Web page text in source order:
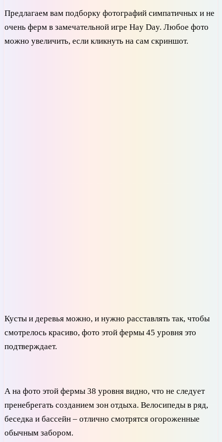
Предлагаем вам подборку фотографий симпатичных и не
очень ферм в замечательной игре Hay Day. Любое фото
можно увеличить, если кликнуть на сам скриншот.
Кусты и деревья можно, и нужно расставлять так, чтобы
смотрелось красиво, фото этой фермы 45 уровня это
подтверждает.
А на фото этой фермы 38 уровня видно, что не следует
пренебрегать созданием зон отдыха. Велосипеды в ряд,
беседка и бассейн – отлично смотрятся огороженные
обычным забором.